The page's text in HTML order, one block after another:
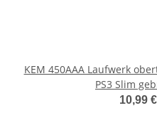
KEM 450AAA Laufwerk
PS3 Slim
10,99 €